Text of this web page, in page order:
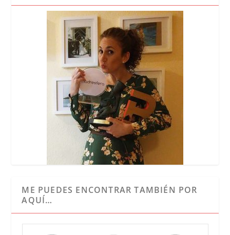
ME PUEDES ENCONTRAR TAMBIÉN POR
AQUÍ…